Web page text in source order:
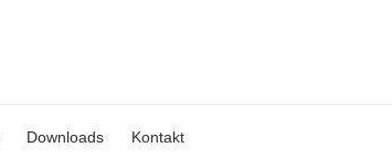
Downloads Kontakt